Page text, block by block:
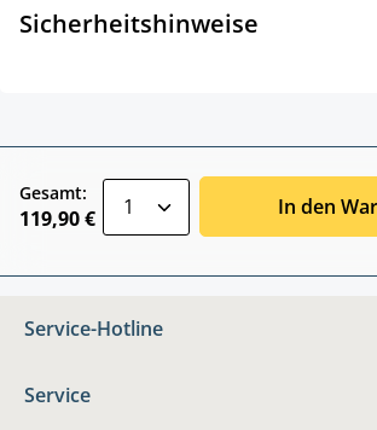
Sicherheitshinweise
Gesamt:
119,90 € In den
Service-Hotline
Service